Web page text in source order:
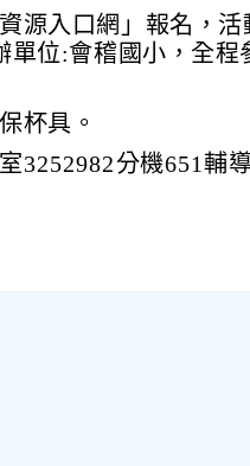
源入口網」報名，活
單位:會稽國小，全程
杯具。
3252982分機651輔